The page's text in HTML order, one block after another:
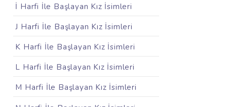
İ Harfi İle Başlayan Kız İsimleri
J Harfi İle Başlayan Kız İsimleri
K Harfi İle Başlayan Kız İsimleri
L Harfi İle Başlayan Kız İsimleri
M Harfi İle Başlayan Kız İsimleri